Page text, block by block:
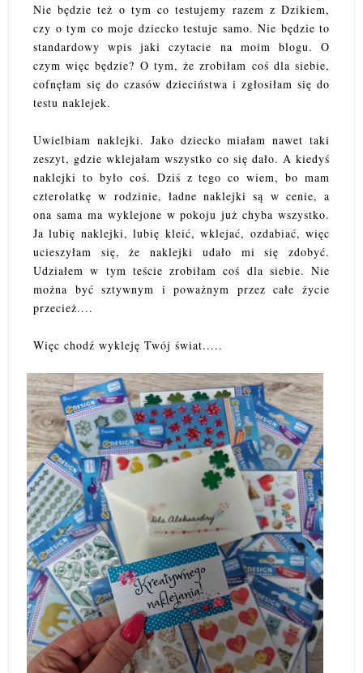
Nie będzie też o tym co testujemy razem z Dzikiem,
czy o tym co moje dziecko testuje samo. Nie będzie to
standardowy wpis jaki czytacie na moim blogu. O
czym więc będzie? O tym, że zrobiłam coś dla siebie,
cofnęłam się do czasów dzieciństwa i zgłosiłam się do
testu naklejek.
Uwielbiam naklejki. Jako dziecko miałam nawet taki
zeszyt, gdzie wklejałam wszystko co się dało. A kiedyś
naklejki to było coś. Dziś z tego co wiem, bo mam
czterolatkę w rodzinie, ładne naklejki są w cenie, a
ona sama ma wyklejone w pokoju już chyba wszystko.
Ja lubię naklejki, lubię kleić, wklejać, ozdabiać, więc
ucieszyłam się, że naklejki udało mi się zdobyć.
Udziałem w tym teście zrobiłam coś dla siebie. Nie
można być sztywnym i poważnym przez całe życie
przecież....
Więc chodź wykleję Twój świat.....